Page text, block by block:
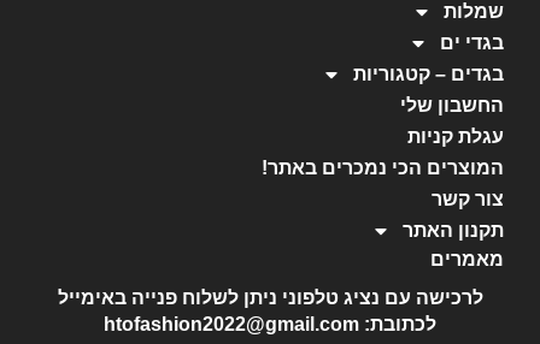
שמלות
בגדי ים
בגדים – קטגוריות
החשבון שלי
עגלת קניות
המוצרים הכי נמכרים באתר!
צור קשר
תקנון האתר
מאמרים
לרכישה עם נציג טלפוני ניתן לשלוח פנייה באימייל
לכתובת: htofashion2022@gmail.com